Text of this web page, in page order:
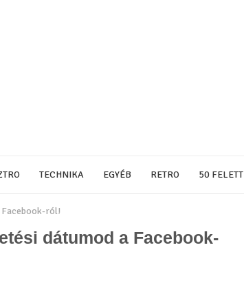
TECHNIKA EGYÉB RETRO 50 FELETT
Facebook-ról!
dátumod a Facebook-